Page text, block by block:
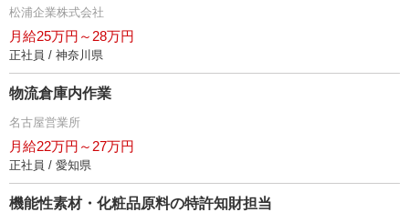
松浦企業株式会社
月給25万円～28万円
正社員 / 神奈川県
物流倉庫内作業
名古屋営業所
月給22万円～27万円
正社員 / 愛知県
機能性素材・化粧品原料の特許知財担当